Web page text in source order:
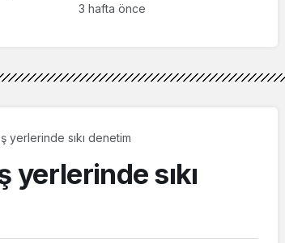
Günü Anma Programı
3 hafta önce
yerlerinde sıkı denetim
yerlerinde sıkı